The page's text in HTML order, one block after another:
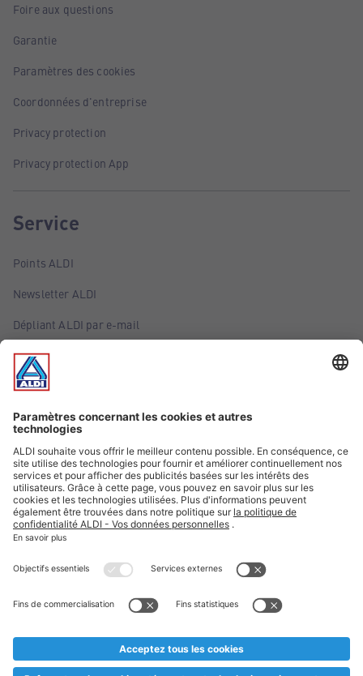
Foire aux questions
Garantie
Paramètres des cookies
Coordonnées d'entreprise
Privacy protection
Privacy protection App
Service
Points ALDI
Newsletter ALDI
Dépliant ALDI par e-mail
Offres
Infos essentielles
Suivez ALDI Belgique
Textes marqués d'un astérisque et mentions légales
* Nous vendons ces articles temporairement et jusqu'à
au cas où, malgré le planning bien étudié, nous serions
prématurément en rupture de stock. Prix Recupel et TVA incl.
** Sur ce site, l’utilisation de la forme masculine a été adoptée